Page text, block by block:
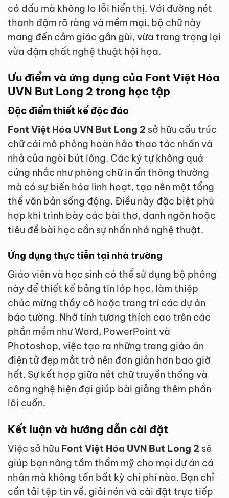
có dấu mà không lo lỗi hiển thị. Với đường nét
thanh đậm rõ ràng và mềm mại, bộ chữ này
mang đến cảm giác gần gũi, vừa trang trọng lại
vừa đậm chất nghệ thuật hội họa.
Ưu điểm và ứng dụng của Font Việt Hóa
UVN But Long 2 trong học tập
Đặc điểm thiết kế độc đáo
Font Việt Hóa UVN But Long 2 sở hữu cấu trúc
chữ cái mô phỏng hoàn hảo thao tác nhấn và
nhả của ngòi bút lông. Các ký tự không quá
cứng nhắc như phông chữ in ấn thông thường
mà có sự biến hóa linh hoạt, tạo nên một tổng
thể văn bản sống động. Điều này đặc biệt phù
hợp khi trình bày các bài thơ, danh ngôn hoặc
tiêu đề bài học cần sự nhấn nhá nghệ thuật.
Ứng dụng thực tiễn tại nhà trường
Giáo viên và học sinh có thể sử dụng bộ phông
này để thiết kế bảng tin lớp học, làm thiệp
chúc mừng thầy cô hoặc trang trí các dự án
báo tường. Nhờ tính tương thích cao trên các
phần mềm như Word, PowerPoint và
Photoshop, việc tạo ra những trang giáo án
điện tử đẹp mắt trở nên đơn giản hơn bao giờ
hết. Sự kết hợp giữa nét chữ truyền thống và
công nghệ hiện đại giúp bài giảng thêm phần
lôi cuốn.
Kết luận và hướng dẫn cài đặt
Việc sở hữu Font Việt Hóa UVN But Long 2 sẽ
giúp bạn nâng tầm thẩm mỹ cho mọi dự án cá
nhân mà không tốn bất kỳ chi phí nào. Bạn chỉ
cần tải tệp tin về, giải nén và cài đặt trực tiếp